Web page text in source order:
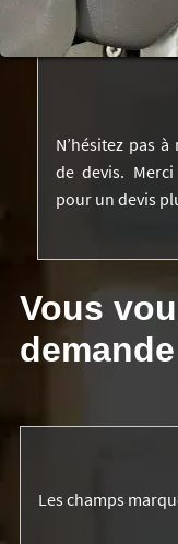
N’hésitez pas
de devis.
pour un devis
Vous
Les champs